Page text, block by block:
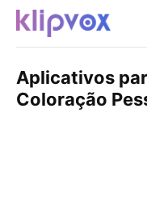
Aplicativos
Coloração